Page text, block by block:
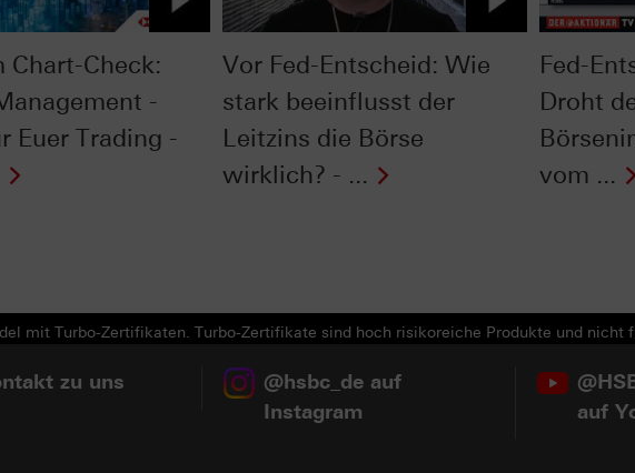
Chart-Check:
-
Euer Trading -
Vor Fed-Entscheid: Wie
stark beeinflusst der
Leitzins die Börse
wirklich? - ...
Fed-
Droht
vom ...
mit Turbo-Zertifikaten. Turbo-Zertifikate sind hoch risikoreiche Produkte und
zu uns
@hsbc_de auf
Instagram
auf